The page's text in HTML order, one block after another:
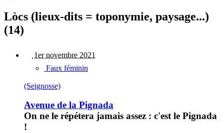
Lòcs (lieux-dits = toponymie, paysage...)
(14)
1er novembre 2021
Faux féminin
(Seignosse)
Avenue de la Pignada
On ne le répétera jamais assez : c'est le Pignada
!